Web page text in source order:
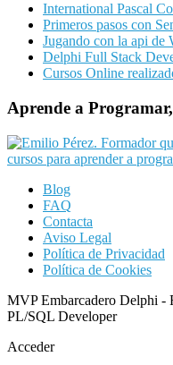
International Pascal
Primeros pasos con
Jugando con la api de
Delphi Full Stack
Cursos Online
Aprende a
Blog
FAQ
Contacta
Aviso Legal
Política de Privacidad
Política de Cookies
MVP Embarcadero Delphi -
PL/SQL Developer
Acceder